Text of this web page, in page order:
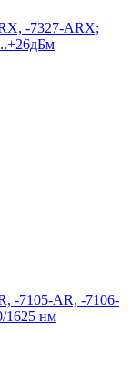
-7327-ARX;
-7105-AR, -7106-
1625 нм